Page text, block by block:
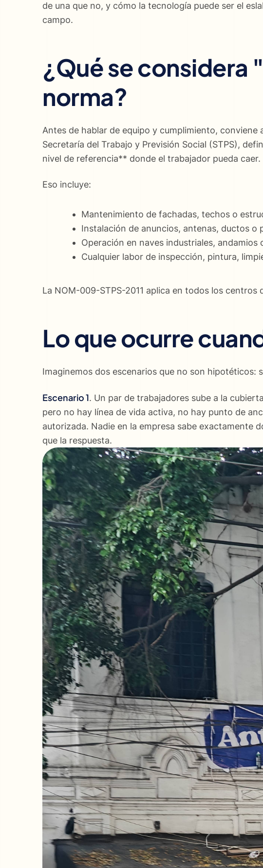
de una que no, y cómo la tecnología puede ser el
campo.
¿Qué se considera
norma?
Antes de hablar de equipo y cumplimiento,
Secretaría del Trabajo y Previsión Social (STPS),
nivel de referencia** donde el trabajador pueda caer.
Eso incluye:
Mantenimiento de fachadas, techos o
Instalación de anuncios, antenas, ductos o
Operación en naves industriales, andamios
Cualquier labor de inspección, pintura,
La NOM-009-STPS-2011 aplica en todos los
Lo que ocurre
Imaginemos dos escenarios que no son hipotéticos:
Escenario 1. Un par de trabajadores sube a la
pero no hay línea de vida activa, no hay punto de
autorizada. Nadie en la empresa sabe exactamente
que la respuesta.